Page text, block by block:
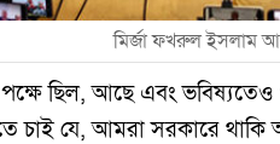
মির্জা ফখরুল ইসলাম
পক্ষে ছিল, আছে এবং
চাই যে, আমরা সরকারে থাকি